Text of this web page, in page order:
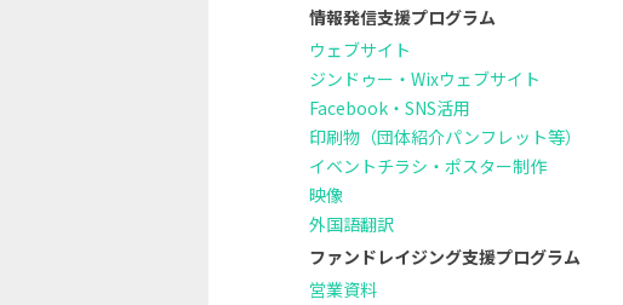
情報発信支援プログラム
ウェブサイト
ジンドゥー・Wixウェブサイト
Facebook・SNS活用
印刷物（団体紹介パンフレット等）
イベントチラシ・ポスター制作
映像
外国語翻訳
ファンドレイジング支援プログラム
営業資料